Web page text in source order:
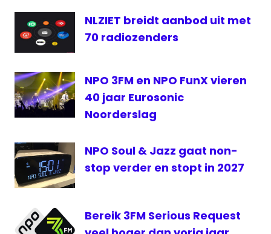
live
Kenia
live
Nairobi
Radio
NLZIET breidt aanbod uit met
70 radiozenders
NPO 3FM en NPO FunX vieren
40 jaar Eurosonic
Noorderslag
NPO Soul & Jazz gaat non-
stop verder en stopt in 2027
Bereik 3FM Serious Request